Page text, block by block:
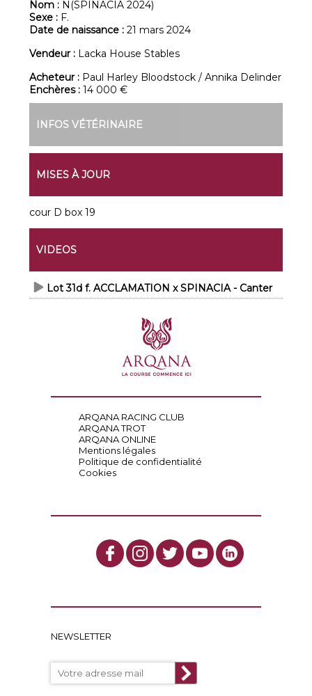
Nom : N(SPINACIA 2024)
Sexe : F.
Date de naissance :21 mars 2024
Vendeur : Lacka House Stables
Acheteur : Paul Harley Bloodstock / Annika Delinder
Enchères :14 000 €
INFOS VÉTÉRINAIRE
MISES À JOUR
cour D box 19
VIDEOS
Lot 31d f. ACCLAMATION x SPINACIA - Canter
ARQANA RACING CLUB
ARQANA TROT
ARQANA ONLINE
Mentions légales
Politique de confidentialité
Cookies
NEWSLETTER